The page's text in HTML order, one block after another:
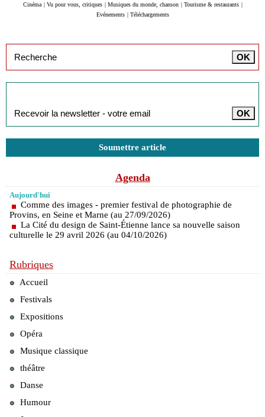
Cinéma | Vu pour vous, critiques | Musiques du monde, chanson | Tourisme & restaurants |
Evénements | Téléchargements
Soumettre article
Agenda
Aujourd'hui
Comme des images - premier festival de photographie de
Provins, en Seine et Marne (au 27/09/2026)
La Cité du design de Saint-Étienne lance sa nouvelle saison
culturelle le 29 avril 2026 (au 04/10/2026)
Rubriques
Accueil
Festivals
Expositions
Opéra
Musique classique
théâtre
Danse
Humour